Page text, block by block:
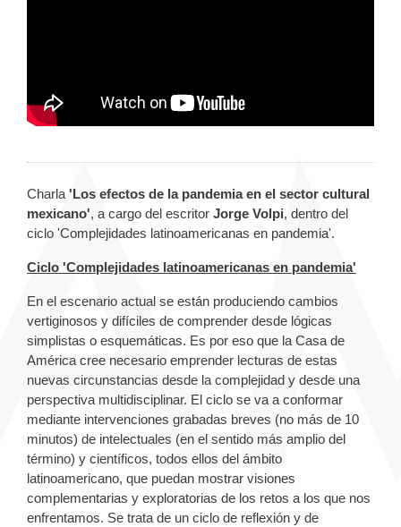
Charla 'Los efectos de la pandemia en el sector cultural
mexicano', a cargo del escritor Jorge Volpi, dentro del
ciclo 'Complejidades latinoamericanas en pandemia'.
Ciclo 'Complejidades latinoamericanas en pandemia'
En el escenario actual se están produciendo cambios
vertiginosos y difíciles de comprender desde lógicas
simplistas o esquemáticas. Es por eso que la Casa de
América cree necesario emprender lecturas de estas
nuevas circunstancias desde la complejidad y desde una
perspectiva multidisciplinar. El ciclo se va a conformar
mediante intervenciones grabadas breves (no más de 10
minutos) de intelectuales (en el sentido más amplio del
término) y científicos, todos ellos del ámbito
latinoamericano, que puedan mostrar visiones
complementarias y exploratorias de los retos a los que nos
enfrentamos. Se trata de un ciclo de reflexión y de